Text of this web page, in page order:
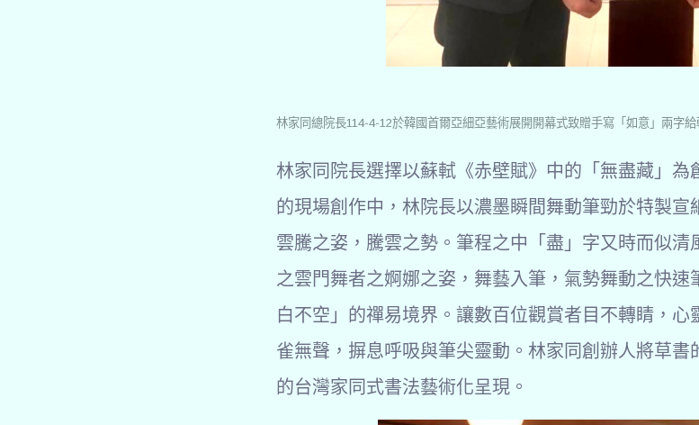
林家同總院長114-4-12於韓國首爾亞細亞藝術展開開幕式致贈手寫「如意」兩字給
林家同院長選擇以蘇軾《赤壁賦》中的「無盡藏」
的現場創作中，林院長以濃墨瞬間舞動筆勁於特製宣
雲騰之姿，騰雲之勢。筆程之中「盡」字又時而似
之雲門舞者之婀娜之姿，舞藝入筆，氣勢舞動之快
白不空」的禪易境界。讓數百位觀賞者目不轉睛，
雀無聲，摒息呼吸與筆尖靈動。林家同創辦人將草
的台灣家同式書法藝術化呈現。